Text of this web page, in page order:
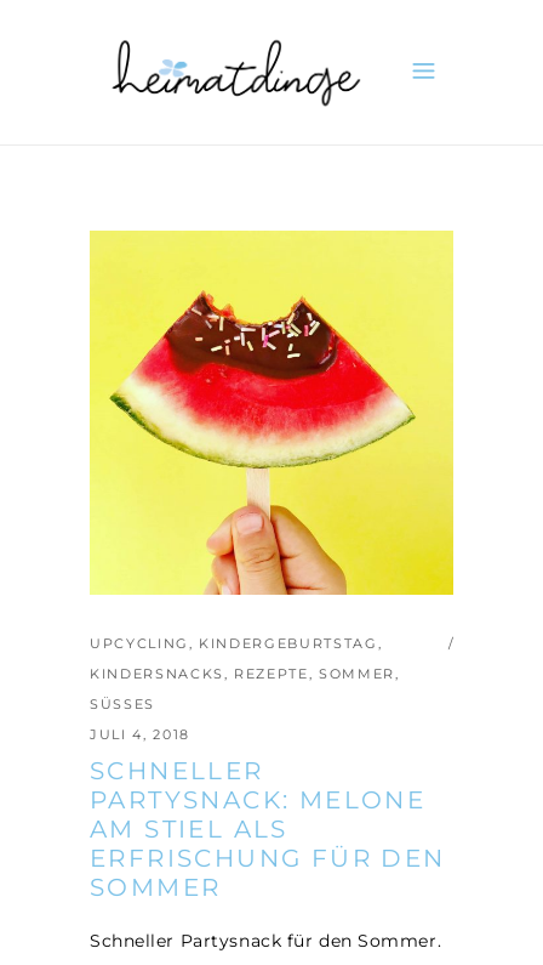
UPCYCLING , KINDERGEBURTSTAG ,
KINDERSNACKS, REZEPTE, SOMMER,
SÜSSES
JULI 4, 2018
SCHNELLER
PARTYSNACK: MELONE
AM STIEL ALS
ERFRISCHUNG FÜR DEN
SOMMER
Schneller Partysnack für den Sommer.